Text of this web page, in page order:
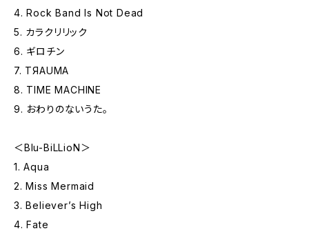
4. Rock Band Is Not Dead
5. カラクリリック
6. ギロチン
7. TЯAUMA
8. TIME MACHINE
9. おわりのないうた。
＜Blu-BiLLioN＞
1. Aqua
2. Miss Mermaid
3. Believer’s High
4. Fate